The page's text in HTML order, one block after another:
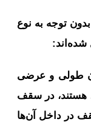
توجه به نوع
شده‌اند:
طولی و عرضی
هستند، در سقف
در داخل آن‌ها